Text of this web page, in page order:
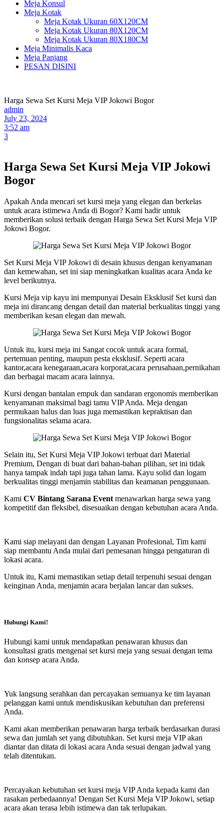
Meja Konsul
Meja Kotak
Meja Kotak Ukuran 60X120CM
Meja Kotak Ukuran 80X120CM
Meja Kotak Ukuran 80X180CM
Meja Minimalis Kaca
Meja Panjang
PESAN DISINI
Harga Sewa Set Kursi Meja VIP Jokowi Bogor
admin
July 23, 2024
3:52 am
3
Harga Sewa Set Kursi Meja VIP Jokowi
Bogor
Apakah Anda mencari set kursi meja yang elegan dan berkelas
untuk acara istimewa Anda di Bogor? Kami hadir untuk
memberikan solusi terbaik dengan Harga Sewa Set Kursi Meja VIP
Jokowi Bogor.
Set Kursi Meja VIP Jokowi di desain khusus dengan kenyamanan
dan kemewahan, set ini siap meningkatkan kualitas acara Anda ke
level berikutnya.
Kursi Meja vip kayu ini mempunyai Desain Eksklusif Set kursi dan
meja ini dirancang dengan detail dan material berkualitas tinggi yang
memberikan kesan elegan dan mewah.
Untuk itu, kursi meja ini Sangat cocok untuk acara formal,
pertemuan penting, maupun pesta eksklusif. Seperti acara
kantor,acara kenegaraan,acara korporat,acara perusahaan,pernikahan
dan berbagai macam acara lainnya.
Kursi dengan bantalan empuk dan sandaran ergonomis memberikan
kenyamanan maksimal bagi tamu VIP Anda. Meja dengan
permukaan halus dan luas juga memastikan kepraktisan dan
fungsionalitas selama acara.
Selain itu, Set Kursi Meja VIP Jokowi terbuat dari Material
Premium, Dengan di buat dari bahan-bahan pilihan, set ini tidak
hanya tampak indah tapi juga tahan lama. Kayu solid dan logam
berkualitas tinggi menjamin stabilitas dan keamanan penggunaan.
Kami CV Bintang Sarana Event menawarkan harga sewa yang
kompetitif dan fleksibel, disesuaikan dengan kebutuhan acara Anda.
Kami siap melayani dan dengan Layanan Profesional, Tim kami
siap membantu Anda mulai dari pemesanan hingga pengaturan di
lokasi acara.
Untuk itu, Kami memastikan setiap detail terpenuhi sesuai dengan
keinginan Anda, menjamin acara berjalan lancar dan sukses.
Hubungi Kami!
Hubungi kami untuk mendapatkan penawaran khusus dan
konsultasi gratis mengenai set kursi meja yang sesuai dengan tema
dan konsep acara Anda.
Yuk langsung serahkan dan percayakan semuanya ke tim layanan
pelanggan kami untuk mendiskusikan kebutuhan dan preferensi
Anda.
Kami akan memberikan penawaran harga terbaik berdasarkan durasi
sewa dan jumlah set yang dibutuhkan. Set kursi meja VIP akan
diantar dan ditata di lokasi acara Anda sesuai dengan jadwal yang
telah ditentukan.
Percayakan kebutuhan set kursi meja VIP Anda kepada kami dan
rasakan perbedaannya! Dengan Set Kursi Meja VIP Jokowi, setiap
acara akan terasa lebih istimewa dan tak terlupakan.